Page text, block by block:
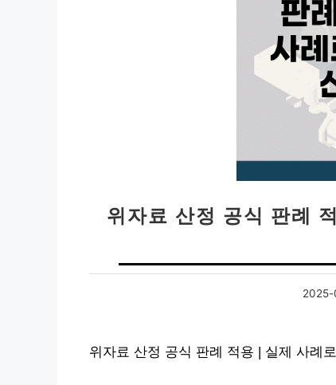
위자료 산정 공식 판례
2025-
위자료 산정 공식 판례 적용 | 실제 사례